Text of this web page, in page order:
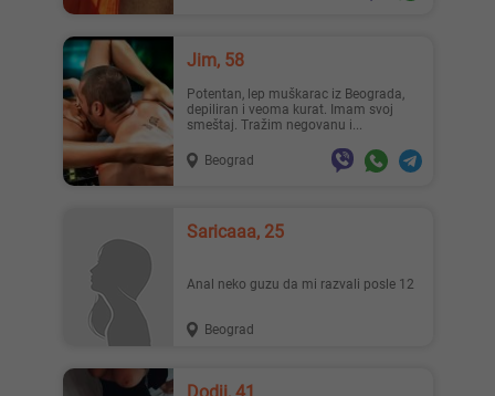
Jim, 58
Potentan, lep muškarac iz Beograda,
depiliran i veoma kurat. Imam svoj
smeštaj. Tražim negovanu i...
Beograd
Saricaaa, 25
Anal neko guzu da mi razvali posle 12
Beograd